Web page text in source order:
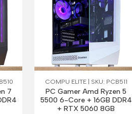
7
COMPU ELITE | SKU: PCB511
PC Gamer Amd Ryzen 5
5500 6-Core + 16GB DDR4
+ RTX 5060 8GB